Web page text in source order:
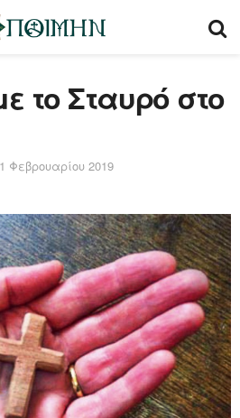
το Σταυρό στο
1 Φεβρουαρίου 2019